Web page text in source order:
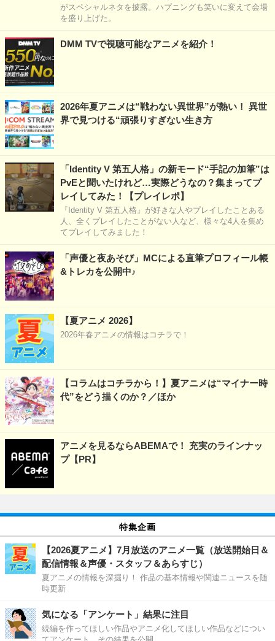
がスペシャルネタを披露。ハプニングも笑いに変えて会場
を盛り上げた。
DMM TVで視聴可能なアニメを紹介！
2026年夏アニメは“戦わない異世界”が熱い！ 異世
界で見つける“頑張りすぎない生き方
「Identity V 第五人格」の新モード“手記の加筆”は
PvEと聞いたけれど…実際どうなの？集まってプ
レイしてみた！【プレイレポ】
『Identity V 第五人格』が好きな人やプレイしたことある
人、全くプレイしたことがない人など、様々な4人を集め
てプレイしてみました！
「声優と夜あそび」MCによる直筆プロフィール帳
&トレカを公開中♪
【夏アニメ 2026】
2026年春アニメの情報はコチラで！
【コラムはコチラから！】夏アニメは“マイナー時
代”をどう描くのか？／ほか
アニメを見るならABEMAで！ 充実のラインナッ
プ【PR】
特集企画
【2026夏アニメ】7月放送のアニメ一覧（放送開始日＆
配信情報＆声優・スタッフ＆あらすじ）
夏アニメの情報を深掘り！ 作品の基本情報や関連ニュースを随
時更新
気になる「アンケート」結果に注目
続編を作ってほしい作品やアニメ化してほしい作品などについ
てアンケート、その結果を公開